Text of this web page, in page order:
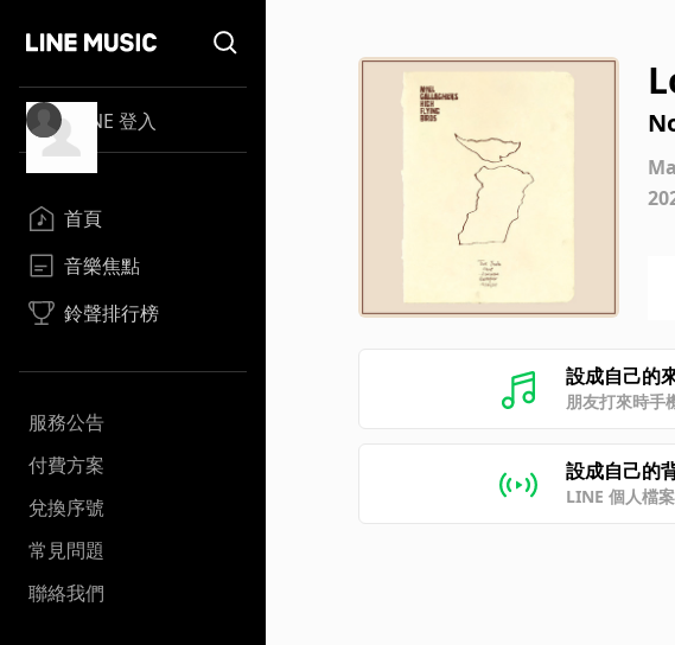
LINE 登入
首頁
音樂焦點
鈴聲排行榜
服務公告
付費方案
兌換序號
常見問題
聯絡我們
設成自己的
朋友打來時手
設成自己的
LINE 個人檔